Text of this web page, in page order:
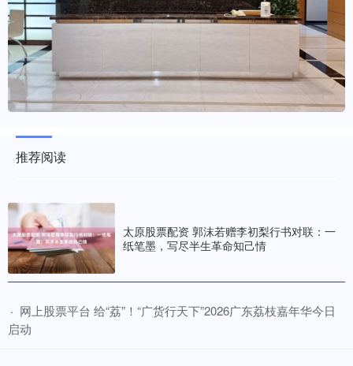
推荐阅读
太原股票配资 郭沫若赠李初梨行书对联：一
纸笔墨，写尽半生革命知己情
· ​网上股票平台 给“荔”！“广货行天下”2026广东荔枝嘉年华今日
启动